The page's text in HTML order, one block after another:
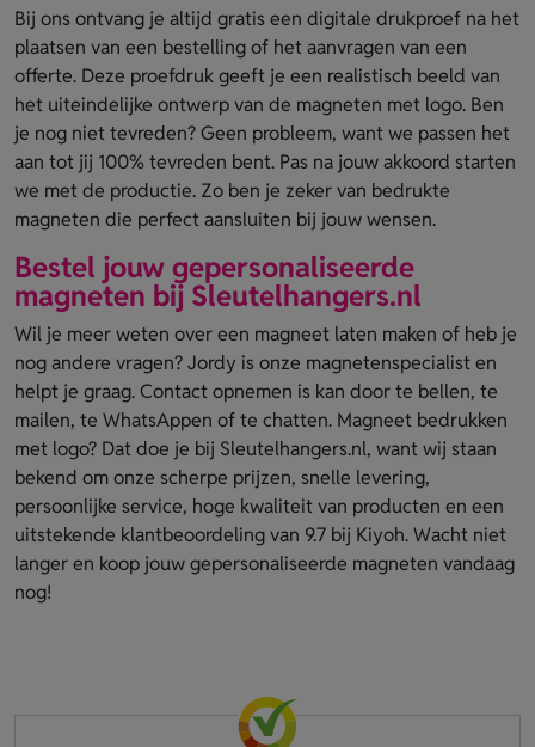
Bij ons ontvang je altijd gratis een digitale drukproef na het
plaatsen van een bestelling of het aanvragen van een
offerte. Deze proefdruk geeft je een realistisch beeld van
het uiteindelijke ontwerp van de magneten met logo. Ben
je nog niet tevreden? Geen probleem, want we passen het
aan tot jij 100% tevreden bent. Pas na jouw akkoord starten
we met de productie. Zo ben je zeker van bedrukte
magneten die perfect aansluiten bij jouw wensen.
Bestel jouw gepersonaliseerde
magneten bij Sleutelhangers.nl
Wil je meer weten over een magneet laten maken of heb je
nog andere vragen? Jordy is onze magnetenspecialist en
helpt je graag. Contact opnemen is kan door te bellen, te
mailen, te WhatsAppen of te chatten. Magneet bedrukken
met logo? Dat doe je bij Sleutelhangers.nl, want wij staan
bekend om onze scherpe prijzen, snelle levering,
persoonlijke service, hoge kwaliteit van producten en een
uitstekende klantbeoordeling van 9.7 bij Kiyoh. Wacht niet
langer en koop jouw gepersonaliseerde magneten vandaag
nog!